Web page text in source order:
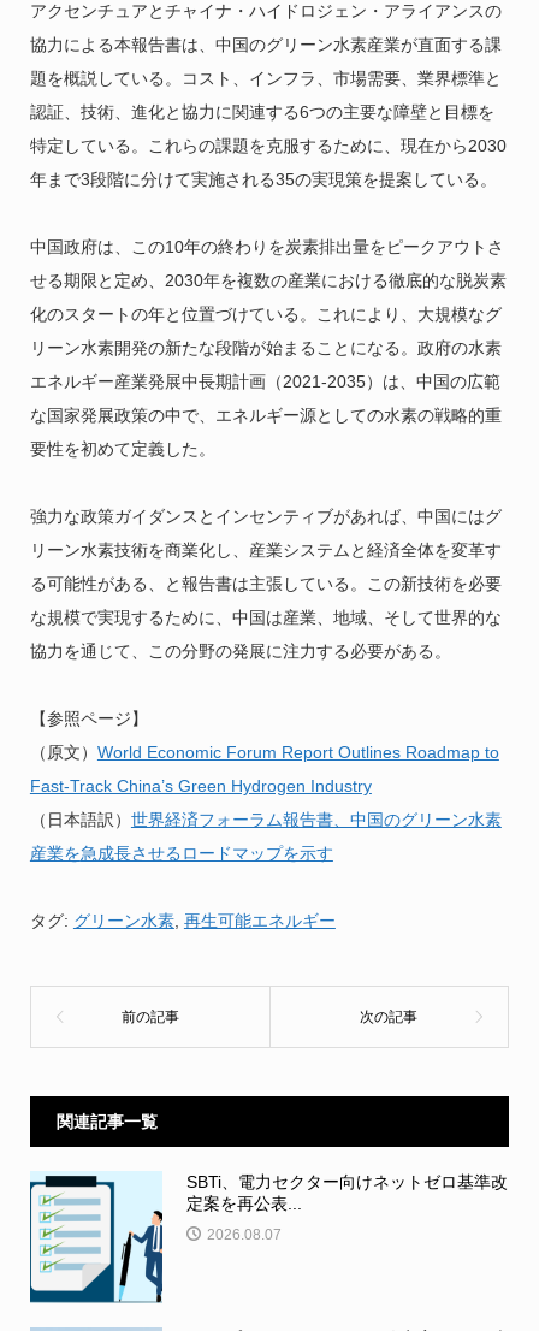
アクセンチュアとチャイナ・ハイドロジェン・アライアンスの
協力による本報告書は、中国のグリーン水素産業が直面する課
題を概説している。コスト、インフラ、市場需要、業界標準と
認証、技術、進化と協力に関連する6つの主要な障壁と目標を
特定している。これらの課題を克服するために、現在から2030
年まで3段階に分けて実施される35の実現策を提案している。
中国政府は、この10年の終わりを炭素排出量をピークアウトさ
せる期限と定め、2030年を複数の産業における徹底的な脱炭素
化のスタートの年と位置づけている。これにより、大規模なグ
リーン水素開発の新たな段階が始まることになる。政府の水素
エネルギー産業発展中長期計画（2021-2035）は、中国の広範
な国家発展政策の中で、エネルギー源としての水素の戦略的重
要性を初めて定義した。
強力な政策ガイダンスとインセンティブがあれば、中国にはグ
リーン水素技術を商業化し、産業システムと経済全体を変革す
る可能性がある、と報告書は主張している。この新技術を必要
な規模で実現するために、中国は産業、地域、そして世界的な
協力を通じて、この分野の発展に注力する必要がある。
【参照ページ】
（原文） World Economic Forum Report Outlines Roadmap to
Fast-Track China’s Green Hydrogen Industry
（日本語訳） 世界経済フォーラム報告書、中国のグリーン水素
産業を急成長させるロードマップを示す
タグ: グリーン水素, 再生可能エネルギー
関連記事一覧
SBTi、電力セクター向けネットゼロ基準改
定案を再公表...
2026.08.07